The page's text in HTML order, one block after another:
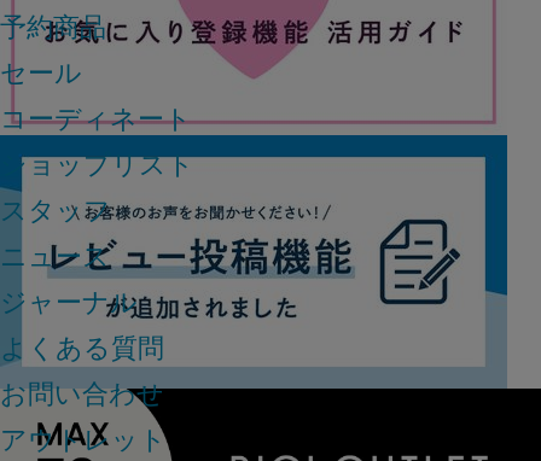
予約商品
セール
コーディネート
ショップリスト
スタッフ
ニュース
ジャーナル
よくある質問
お問い合わせ
アウトレット